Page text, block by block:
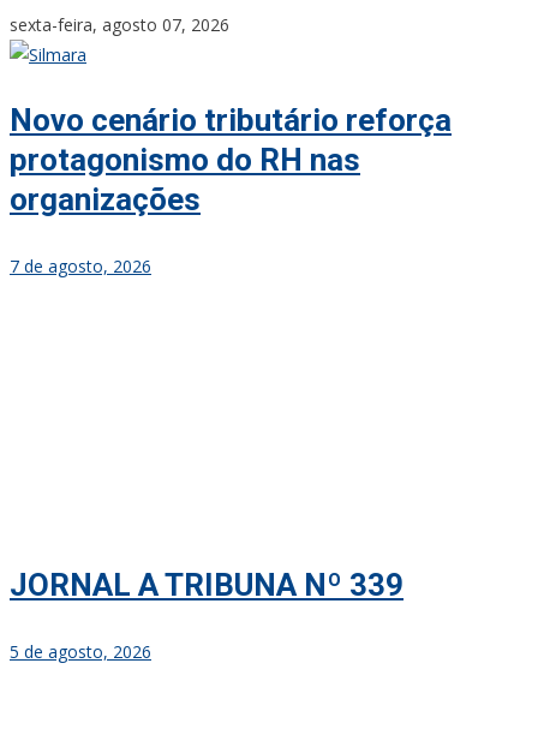
Skip
to
sexta-feira, agosto 07, 2026
Novo cenário tributário reforça
protagonismo do RH nas
organizações
7 de agosto, 2026
JORNAL A TRIBUNA Nº 339
5 de agosto, 2026